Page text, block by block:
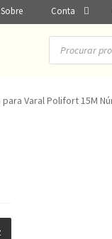
Sobre Conta
Pesquisar
produtos
para Varal Polifort 15M